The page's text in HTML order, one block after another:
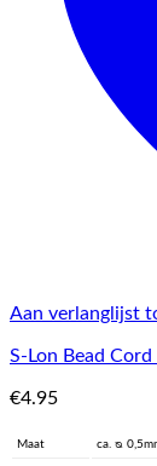
Aan verlanglijst
S-Lon Bead Cord
€4.95
Maat ca. ᴓ